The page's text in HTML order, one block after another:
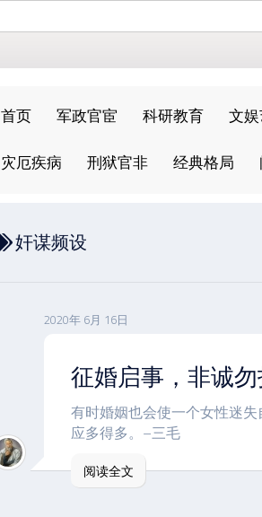
首页 军政官宦 科研教育 文
灾厄疾病
刑狱官非 经典格局
奸谋频设
2020年 6月 16日
征婚启事，非诚勿
有时婚姻也会使一个女性迷
应多得多。–三毛
阅读全文